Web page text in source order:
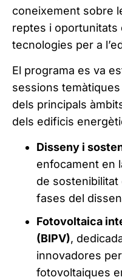
coneixement sobre
reptes i oportunitats
tecnologies per a
El programa es va
sessions
dels principals
dels edificis
Disseny i
enfocament en
de
fases del
Fotovoltaica
(BIPV),
innovadores
fotovoltaiques